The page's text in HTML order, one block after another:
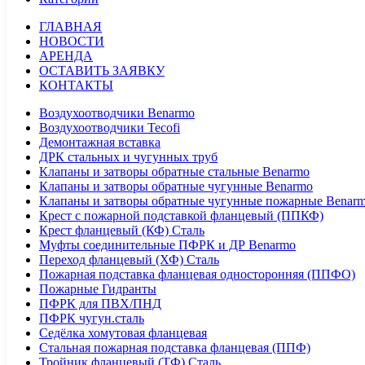
ГЛАВНАЯ
НОВОСТИ
АРЕНДА
ОСТАВИТЬ ЗАЯВКУ
КОНТАКТЫ
Воздухоотводчики Benarmo
Воздухоотводчики Tecofi
Демонтажная вставка
ДРК стальных и чугунных труб
Клапаны и затворы обратные стальные Benarmo
Клапаны и затворы обратные чугунные Benarmo
Клапаны и затворы обратные чугунные пожарные
Крест с пожарной подставкой фланцевый (ППКФ)
Крест фланцевый (КФ) Сталь
Муфты соединительные ПФРК и ДР Benarmo
Переход фланцевый (ХФ) Сталь
Пожарная подставка фланцевая односторонняя (ППФО)
Пожарные Гидранты
ПФРК для ПВХ/ПНД
ПФРК чугун.сталь
Седёлка хомутовая фланцевая
Стальная пожарная подставка фланцевая (ППФ)
Тройник фланцевый (ТФ) Сталь